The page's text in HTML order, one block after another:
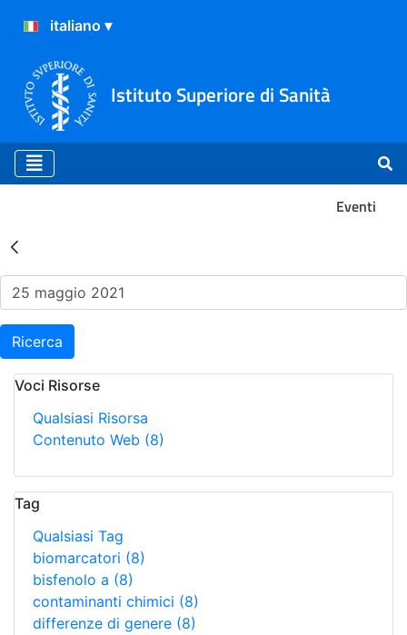
Istituto Superiore di Sanità
Eventi
Risultati della Ricerca -
Ricerca
Voci Risorse
Qualsiasi Risorsa
Contenuto Web (8)
Tag
Qualsiasi Tag
biomarcatori (8)
bisfenolo a (8)
contaminanti chimici (8)
differenze di genere (8)